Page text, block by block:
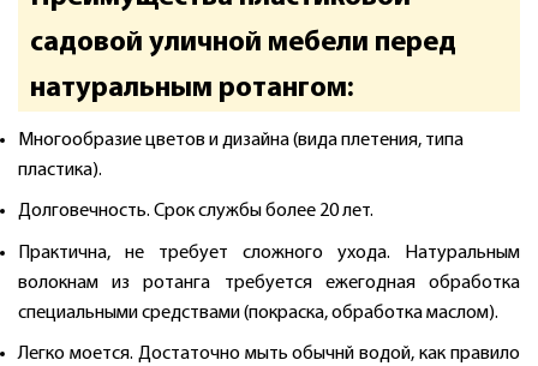
садовой уличной мебели перед
натуральным ротангом:
Многообразие цветов и дизайна (вида плетения, типа
пластика).
Долговечность. Срок службы более 20 лет.
Практична, не требует сложного ухода. Натуральным
волокнам из ротанга требуется ежегодная обработка
специальными средствами (покраска, обработка маслом).
Легко моется. Достаточно мыть обычнй водой, как правило